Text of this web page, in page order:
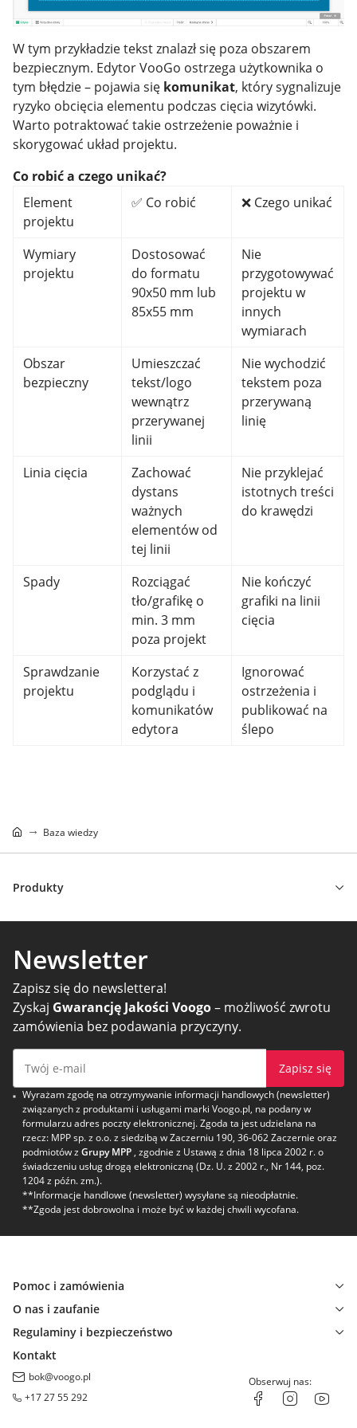
W tym przykładzie tekst znalazł się poza obszarem
bezpiecznym. Edytor VooGo ostrzega użytkownika o
tym błędzie – pojawia się komunikat, który sygnalizuje
ryzyko obcięcia elementu podczas cięcia wizytówki.
Warto potraktować takie ostrzeżenie poważnie i
skorygować układ projektu.
Co robić a czego unikać?
Element
projektu
✅ Co robić ❌ Czego unikać
Wymiary
projektu
Dostosować
do formatu
90x50 mm lub
85x55 mm
Nie
przygotowywać
projektu w
innych
wymiarach
Obszar
bezpieczny
Umieszczać
tekst/logo
wewnątrz
przerywanej
linii
Nie wychodzić
tekstem poza
przerywaną
linię
Linia cięcia
Zachować
dystans
ważnych
elementów od
tej linii
Nie przyklejać
istotnych treści
do krawędzi
Spady
Rozciągać
tło/grafikę o
min. 3 mm
poza projekt
Nie kończyć
grafiki na linii
cięcia
Sprawdzanie
projektu
Korzystać z
podglądu i
komunikatów
edytora
Ignorować
ostrzeżenia i
publikować na
ślepo
Baza wiedzy
Produkty
Newsletter
Zapisz się do newslettera!
Zyskaj Gwarancję Jakości Voogo– możliwość zwrotu
zamówienia bez podawania przyczyny.
Zapisz się
Wyrażam zgodę na otrzymywanie informacji handlowych (newsletter)
związanych z produktami i usługami marki Voogo.pl, na podany w
formularzu adres poczty elektronicznej. Zgoda ta jest udzielana na
rzecz: MPP sp. z o.o. z siedzibą w Zaczerniu 190, 36-062 Zaczernie oraz
podmiotów z Grupy MPP , zgodnie z Ustawą z dnia 18 lipca 2002 r. o
świadczeniu usług drogą elektroniczną (Dz. U. z 2002 r., Nr 144, poz.
1204 z późn. zm.).
**Informacje handlowe (newsletter) wysyłane są nieodpłatnie.
**Zgoda jest dobrowolna i może być w każdej chwili wycofana.
Pomoc i zamówienia
O nas i zaufanie
Regulaminy i bezpieczeństwo
Kontakt
bok@voogo.pl
+17 27 55 292
Obserwuj nas: